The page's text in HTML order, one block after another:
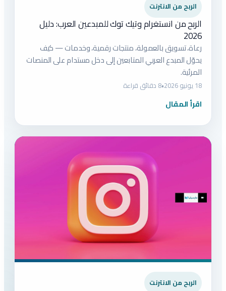
الربح من الانترنت
الربح من انستغرام وتيك توك للمبدعين العرب: دليل
2026
رعاة، تسويق بالعمولة، منتجات رقمية، وخدمات — كيف
يحوّل المبدع العربي المتابعين إلى دخل مستدام على المنصات
المرئية.
18 يونيو 2026 •8 دقائق قراءة
اقرأ المقال
الربح من الانترنت